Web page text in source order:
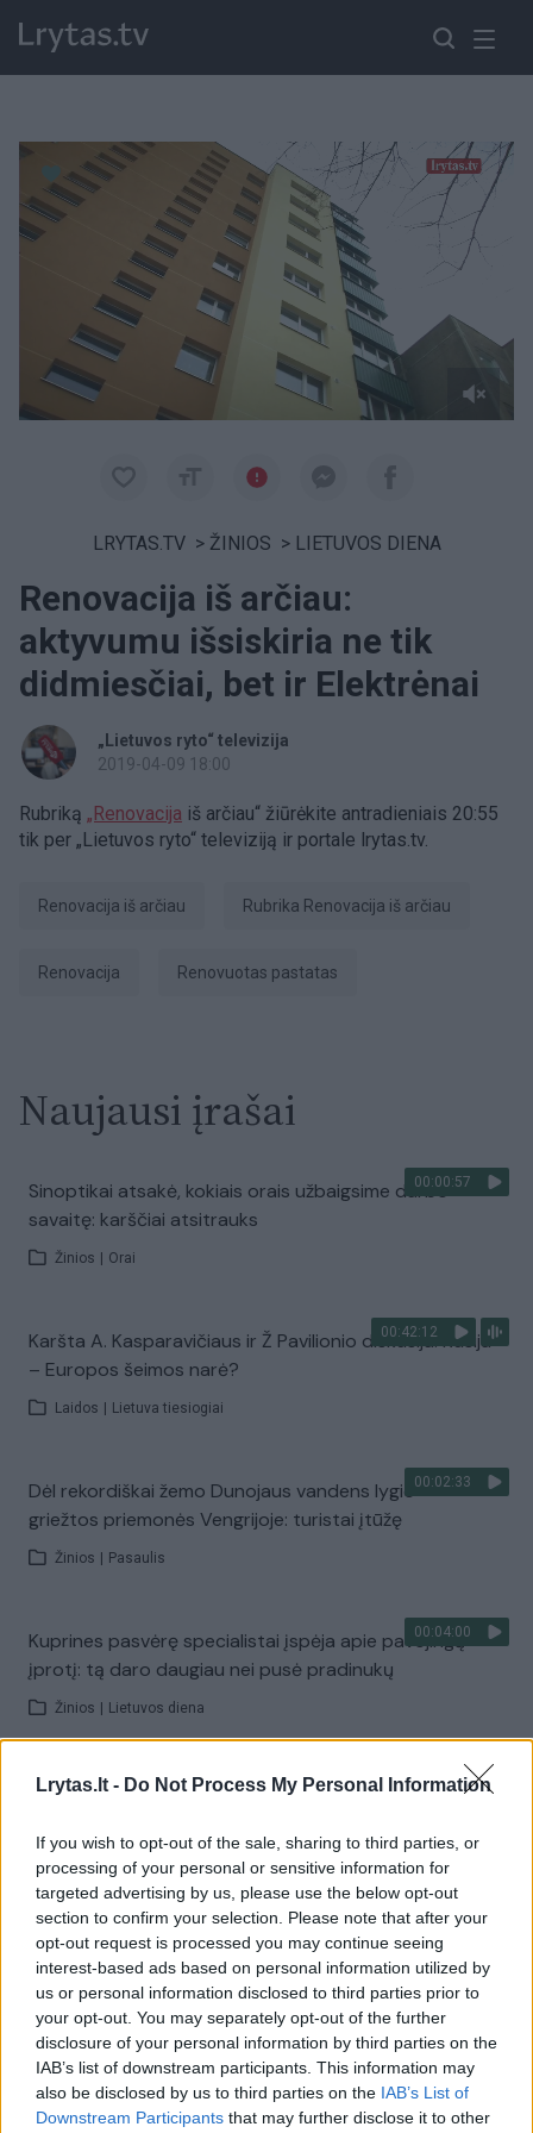
Lrytas.lt - Do Not Process My Personal Information
If you wish to opt-out of the sale, sharing to third parties, or
processing of your personal or sensitive information for
targeted advertising by us, please use the below opt-out
section to confirm your selection. Please note that after your
opt-out request is processed you may continue seeing
interest-based ads based on personal information utilized by
us or personal information disclosed to third parties prior to
your opt-out. You may separately opt-out of the further
disclosure of your personal information by third parties on the
IAB’s list of downstream participants. This information may
also be disclosed by us to third parties on the IAB’s List of
Downstream Participants that may further disclose it to other
Paremkite Ukrainą
LRYTAS.TV > ŽINIOS > LIETUVOS DIENA
Renovacija iš arčiau:
aktyvumu išsiskiria ne tik
didmiesčiai, bet ir Elektrėnai
„Lietuvos ryto“ televizija
2019-04-09 18:00
Rubriką „Renovacija iš arčiau“ žiūrėkite antradieniais 20:55
tik per „Lietuvos ryto“ televiziją ir portale lrytas.tv.
Renovacija iš arčiau Rubrika Renovacija iš arčiau
Renovacija renovuotas pastatas
Naujausi įrašai
00:00:57
Sinoptikai atsakė, kokiais orais užbaigsime darbo
savaitę: karščiai atsitrauks
Žinios Orai
00:42:12
Karšta A. Kasparavičiaus ir Ž Pavilionio diskusija: Rusija
– Europos šeimos narė?
Laidos Lietuva tiesiogiai
00:02:33
Dėl rekordiškai žemo Dunojaus vandens lygio –
griežtos priemonės Vengrijoje: turistai įtūžę
Žinios Pasaulis
00:04:00
Kuprines pasvėrę specialistai įspėja apie pavojingą
įprotį: tą daro daugiau nei pusė pradinukų
Žinios Lietuvos diena
Visi įrašai
Žiūrimiausi įrašai
00:00:30
Vaizdai iš tragiškos avarijos Vilniaus r.: dviejų moterų ir
vaiko gyvybių išgelbėti nepavyko
Žinios Lietuvos diena
00:00:57